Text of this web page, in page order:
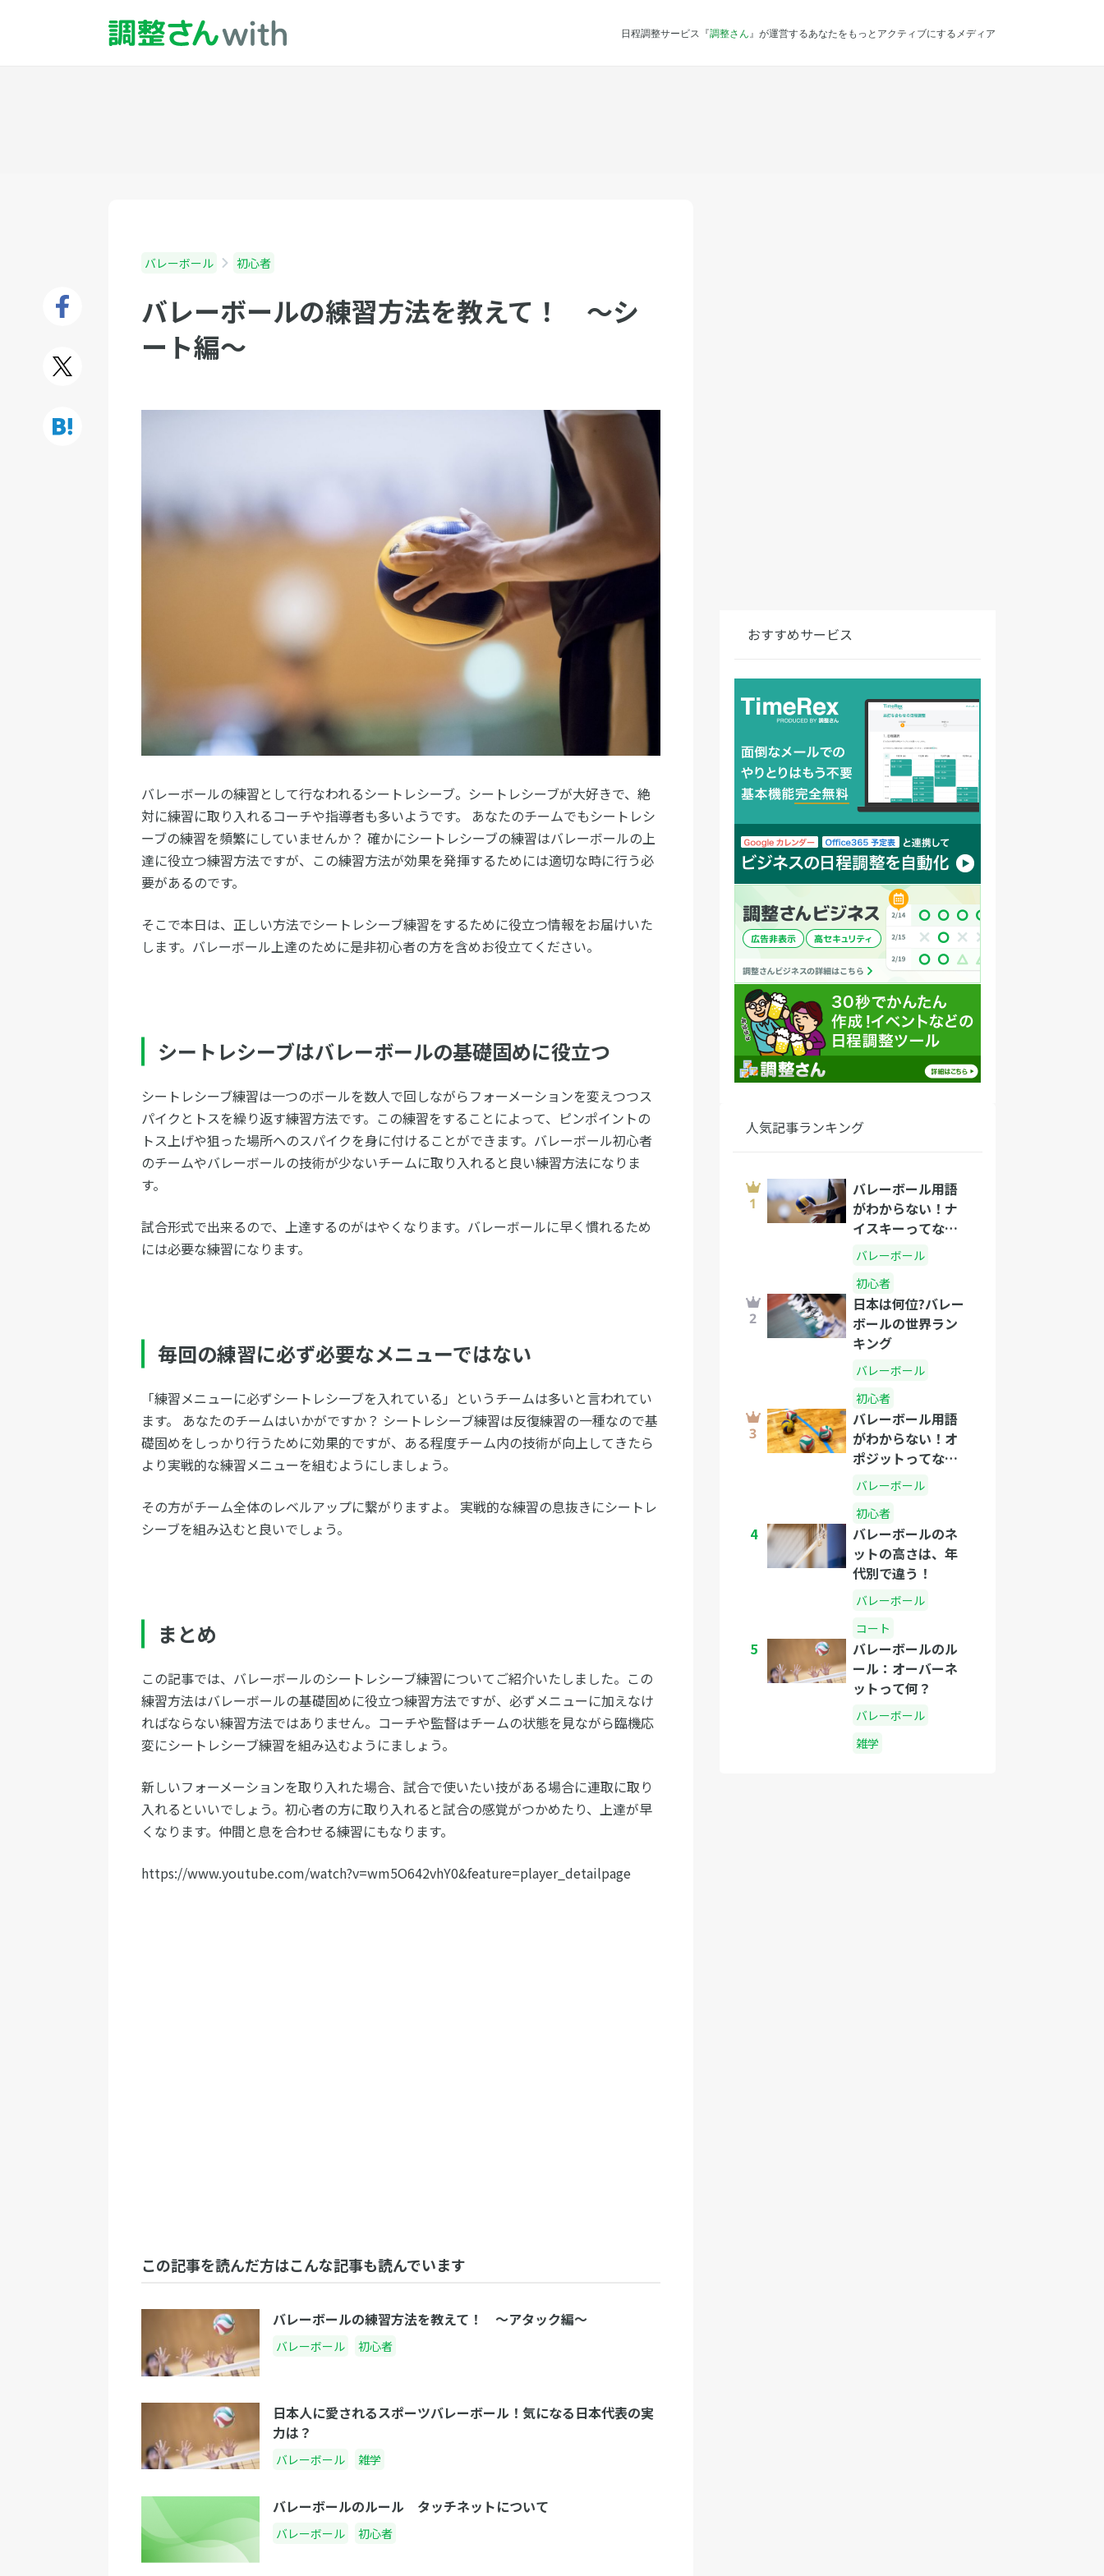
日程調整サービス『調整さん 』が運営するあなたをもっとアクティブにするメディア
バレーボール 初心者
バレーボールの練習方法を教えて！ 〜シ
ート編〜
バレーボールの練習として行なわれるシートレシーブ。シートレシーブが大好きで、絶
対に練習に取り入れるコーチや指導者も多いようです。 あなたのチームでもシートレシ
ーブの練習を頻繁にしていませんか？ 確かにシートレシーブの練習はバレーボールの上
達に役立つ練習方法ですが、この練習方法が効果を発揮するためには適切な時に行う必
要があるのです。
そこで本日は、正しい方法でシートレシーブ練習をするために役立つ情報をお届けいた
します。バレーボール上達のために是非初心者の方を含めお役立てください。
シートレシーブはバレーボールの基礎固めに役立つ
シートレシーブ練習は一つのボールを数人で回しながらフォーメーションを変えつつス
パイクとトスを繰り返す練習方法です。この練習をすることによって、ピンポイントの
トス上げや狙った場所へのスパイクを身に付けることができます。バレーボール初心者
のチームやバレーボールの技術が少ないチームに取り入れると良い練習方法になりま
す。
試合形式で出来るので、上達するのがはやくなります。バレーボールに早く慣れるため
には必要な練習になります。
毎回の練習に必ず必要なメニューではない
「練習メニューに必ずシートレシーブを入れている」というチームは多いと言われてい
ます。 あなたのチームはいかがですか？ シートレシーブ練習は反復練習の一種なので基
礎固めをしっかり行うために効果的ですが、ある程度チーム内の技術が向上してきたら
より実戦的な練習メニューを組むようにしましょう。
その方がチーム全体のレベルアップに繋がりますよ。 実戦的な練習の息抜きにシートレ
シーブを組み込むと良いでしょう。
まとめ
この記事では、バレーボールのシートレシーブ練習についてご紹介いたしました。この
練習方法はバレーボールの基礎固めに役立つ練習方法ですが、必ずメニューに加えなけ
ればならない練習方法ではありません。コーチや監督はチームの状態を見ながら臨機応
変にシートレシーブ練習を組み込むようにましょう。
新しいフォーメーションを取り入れた場合、試合で使いたい技がある場合に連取に取り
入れるといいでしょう。初心者の方に取り入れると試合の感覚がつかめたり、上達が早
くなります。仲間と息を合わせる練習にもなります。
https://www.youtube.com/watch?v=wm5O642vhY0&feature=player_detailpage
この記事を読んだ方はこんな記事も読んでいます
バレーボールの練習方法を教えて！ 〜アタック編〜
バレーボール 初心者
日本人に愛されるスポーツバレーボール！気になる日本代表の実
力は？
バレーボール 雑学
バレーボールのルール タッチネットについて
バレーボール 初心者
おすすめサービス
人気記事ランキング
バレーボール用語
がわからない！ナ
イスキーってな
に？
バレーボール
初心者
日本は何位?バレー
ボールの世界ラン
キング
バレーボール
初心者
バレーボール用語
がわからない！オ
ポジットってな
に？
バレーボール
初心者
4
バレーボールのネ
ットの高さは、年
代別で違う！
バレーボール
コート
5
バレーボールのル
ール：オーバーネ
ットって何？
バレーボール
雑学